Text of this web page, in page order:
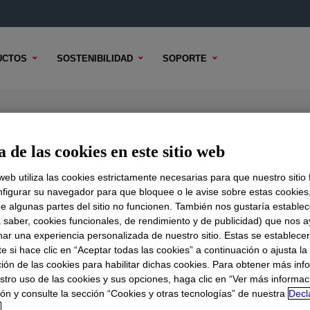
SOSTENIBILIDAD SOPORTE
TÉCNICO OPCIONES DE MUESTRA OPCIONES DE
de las cookies en este sitio web
utiliza las cookies estrictamente necesarias para que nuestro sitio
su navegador para que bloquee o le avise sobre estas
algunas partes del sitio no funcionen. También nos gustaría
saber, cookies funcionales, de rendimiento y de publicidad) que nos
una experiencia personalizada de nuestro sitio. Estas se
si hace clic en “Aceptar todas las cookies” a continuación o ajusta la
de las cookies para habilitar dichas cookies. Para obtener más
uso de las cookies y sus opciones, haga clic en “Ver más
y consulte la sección “Cookies y otras tecnologías” de nuestra